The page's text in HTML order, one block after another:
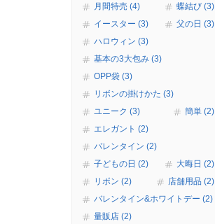
月間特売 (4)
蝶結び (3)
イースター (3)
父の日 (3)
ハロウィン (3)
基本の3大包み (3)
OPP袋 (3)
リボンの掛けかた (3)
ユニーク (3)
簡単 (2)
エレガント (2)
バレンタイン (2)
子どもの日 (2)
大晦日 (2)
リボン (2)
店舗用品 (2)
バレンタイン&ホワイトデー (2)
量販店 (2)